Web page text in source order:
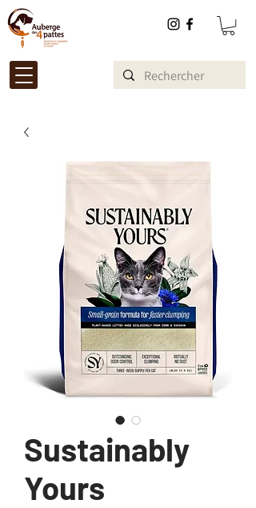
Sustainably
Yours